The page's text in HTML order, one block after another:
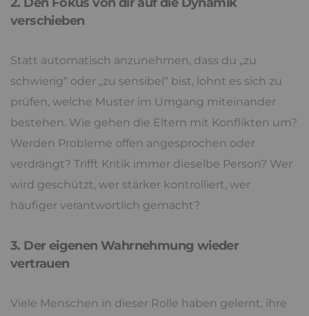
verschieben
Statt automatisch anzunehmen, dass du „zu
schwierig“ oder „zu sensibel“ bist, lohnt es sich zu
prüfen, welche Muster im Umgang miteinander
bestehen. Wie gehen die Eltern mit Konflikten um?
Werden Probleme offen angesprochen oder
verdrängt? Trifft Kritik immer dieselbe Person? Wer
wird geschützt, wer stärker kontrolliert, wer
häufiger verantwortlich gemacht?
3. Der eigenen Wahrnehmung wieder
vertrauen
Viele Menschen in dieser Rolle haben gelernt, ihre